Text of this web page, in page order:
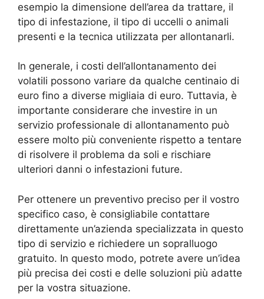
esempio la dimensione dell’area da trattare, il
tipo di infestazione, il tipo di uccelli o animali
presenti e la tecnica utilizzata per allontanarli.
In generale, i costi dell’allontanamento dei
volatili possono variare da qualche centinaio di
euro fino a diverse migliaia di euro. Tuttavia, è
importante considerare che investire in un
servizio professionale di allontanamento può
essere molto più conveniente rispetto a tentare
di risolvere il problema da soli e rischiare
ulteriori danni o infestazioni future.
Per ottenere un preventivo preciso per il vostro
specifico caso, è consigliabile contattare
direttamente un’azienda specializzata in questo
tipo di servizio e richiedere un sopralluogo
gratuito. In questo modo, potrete avere un’idea
più precisa dei costi e delle soluzioni più adatte
per la vostra situazione.